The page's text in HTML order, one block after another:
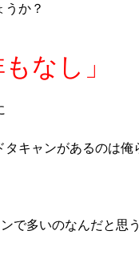
うか？
もなし」
タキャンがあるのは俺
で多いのなんだと思